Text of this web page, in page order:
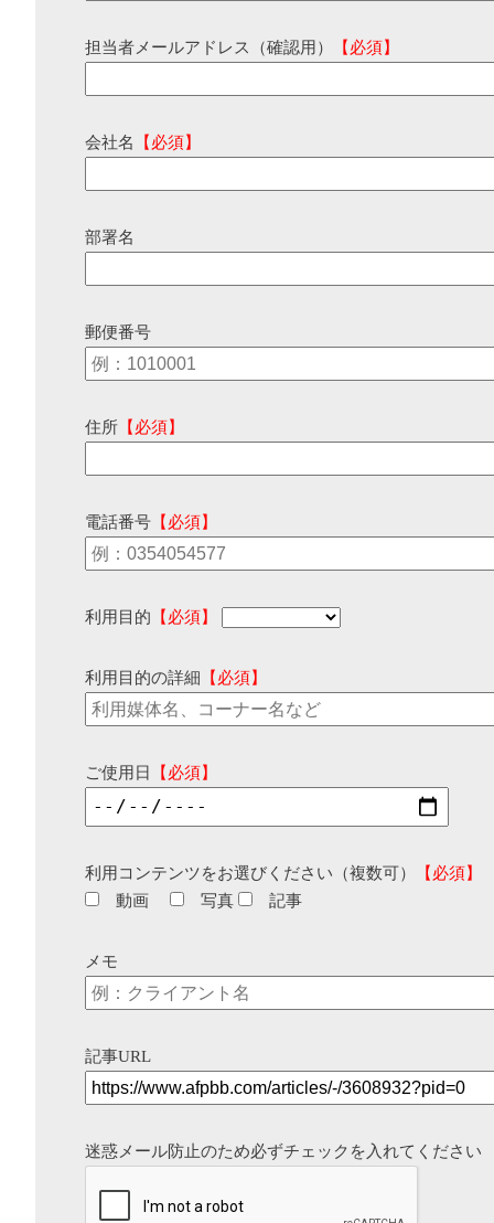
担当者メールアドレス（確認用） 【必須】
会社名 【必須】
部署名
郵便番号
住所 【必須】
電話番号 【必須】
利用目的 【必須】
利用目的の詳細 【必須】
ご使用日 【必須】
利用コンテンツをお選びください（複数可）
【必須】
動画
写真 記事
メモ
記事URL
迷惑メール防止のため必ずチェックを入れてください